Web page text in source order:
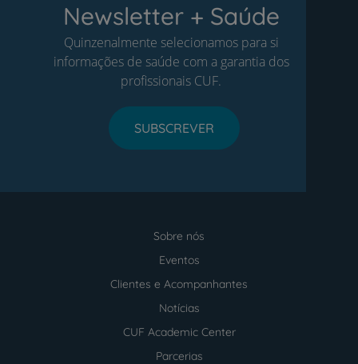
Newsletter + Saúde
Quinzenalmente selecionamos para si
informações de saúde com a garantia dos
profissionais CUF.
SUBSCREVER
Sobre nós
Eventos
Clientes e Acompanhantes
Notícias
CUF Academic Center
Parcerias